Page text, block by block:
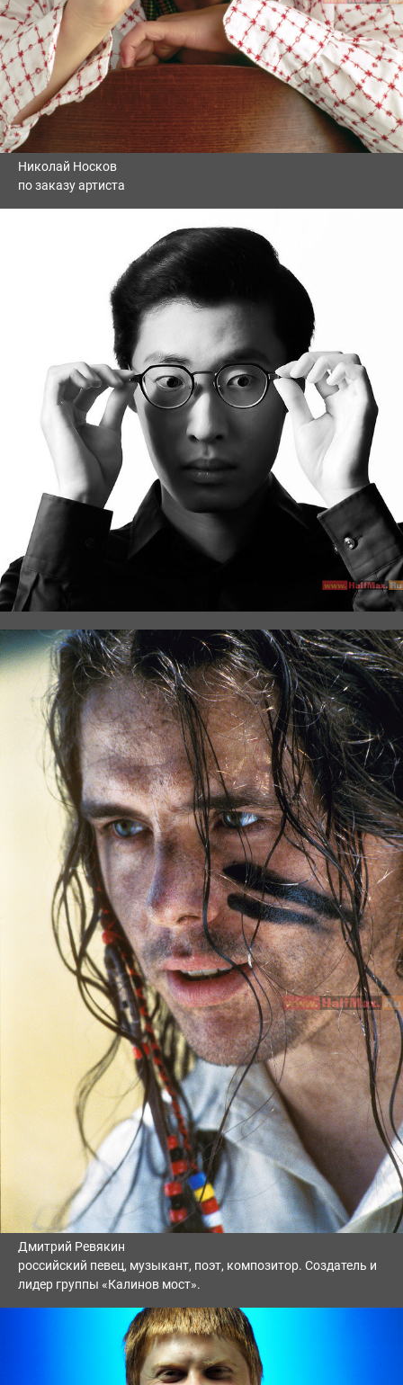
Николай Носков
по заказу артиста
Дмитрий Ревякин
российский певец, музыкант, поэт, композитор. Создатель и
лидер группы «Калинов мост».